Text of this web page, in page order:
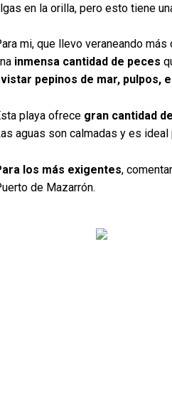
en la orilla, pero esto tiene
mi, que llevo veraneando
inmensa cantidad de peces
pepinos de mar, pulpos,
playa ofrece gran cantidad
aguas son calmadas y es
los más exigentes,
de Mazarrón.